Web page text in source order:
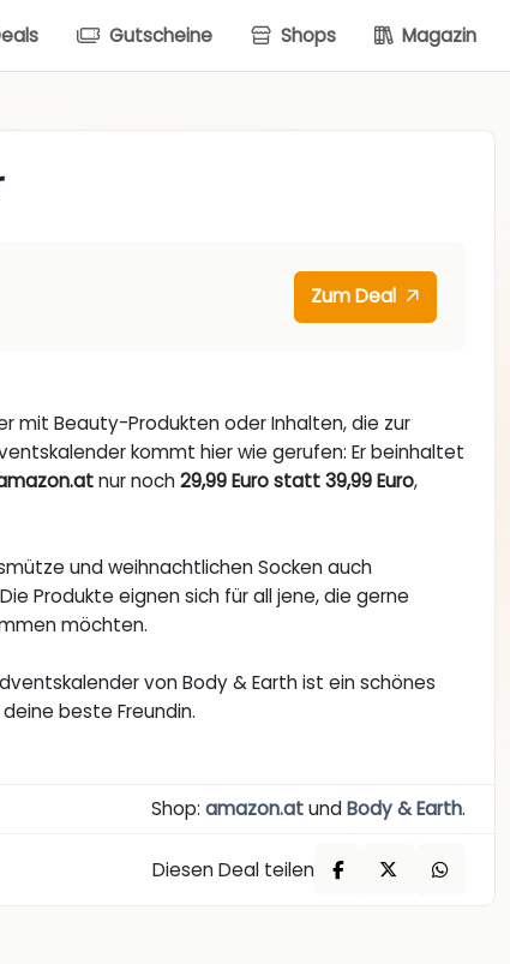
Gutscheine Shops Magazin
Zum Deal
mit Beauty-Produkten oder Inhalten, die zur
kommt hier wie gerufen: Er beinhaltet
nur noch29,99 Euro statt 39,99 Euro,
und weihnachtlichen Socken auch
Produkte eignen sich für all jene, die gerne
möchten.
von Body & Earth ist ein schönes
beste Freundin.
Shop: amazon.atundBody & Earth.
Diesen Deal teilen